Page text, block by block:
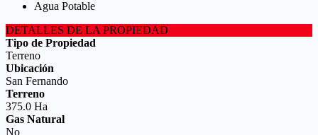
Agua Potable
DETALLES DE LA PROPIEDAD
Tipo de Propiedad
Terreno
Ubicación
San Fernando
Terreno
375.0 Ha
Gas Natural
No